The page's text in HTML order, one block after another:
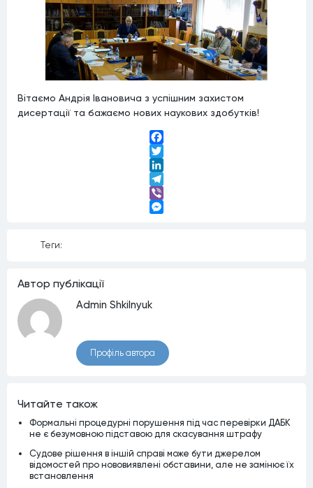
Вітаємо Андрія Івановича з успішним захистом
дисертації та бажаємо нових наукових здобутків!
Facebook
Twitter
LinkedIn
Telegram
Viber
Теги:
Автор публiкацiї
Admin Shkilnyuk
Профiль автора
Читайте також
Формальні процедурні порушення під час перевірки ДАБК
не є безумовною підставою для скасування штрафу
Судове рішення в іншій справі може бути джерелом
відомостей про нововиявлені обставини, але не замінює їх
встановлення